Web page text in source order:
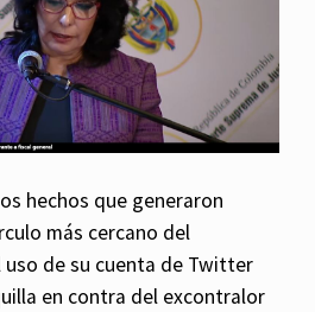
hechos que generaron
más cercano del
uso de su cuenta de Twitter
en contra del excontralor